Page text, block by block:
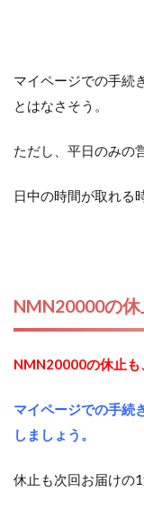
マイページでの手続
とはなさそう。
ただし、平日のみの
日中の時間が取れる
NMN20000の
NMN20000の休止も
マイページでの手続
しましょう。
休止も次回お届けの